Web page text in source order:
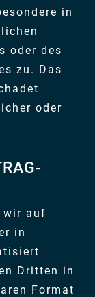
in
oder des
zu. Das
oder
wir auf
in
Dritten in
Format